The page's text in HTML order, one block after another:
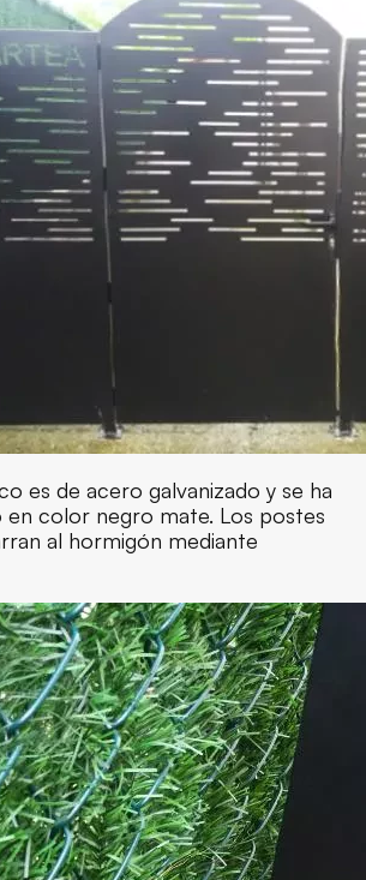
es de acero galvanizado y se ha
en color negro mate. Los postes
al hormigón mediante